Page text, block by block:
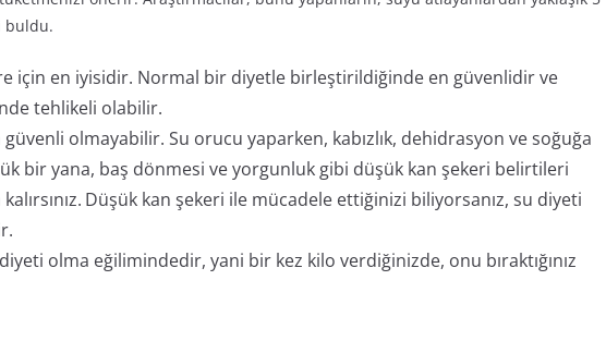
buldu.
için en iyisidir. Normal bir diyetle birleştirildiğinde en güvenlidir ve
tehlikeli olabilir.
olmayabilir. Su orucu yaparken, kabızlık, dehidrasyon ve soğuğa
bir yana, baş dönmesi ve yorgunluk gibi düşük kan şekeri belirtileri
Düşük kan şekeri ile mücadele ettiğinizi biliyorsanız, su diyeti
olma eğilimindedir, yani bir kez kilo verdiğinizde, onu bıraktığınız